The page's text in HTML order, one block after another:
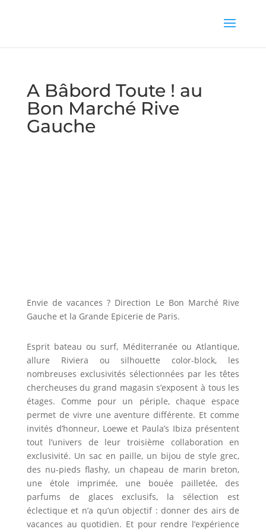
A Bâbord Toute ! au
Bon Marché Rive
Gauche
Envie de vacances ? Direction Le Bon Marché Rive
Gauche et la Grande Epicerie de Paris.
Esprit bateau ou surf, Méditerranée ou Atlantique,
allure Riviera ou silhouette color-block, les
nombreuses exclusivités sélectionnées par les têtes
chercheuses du grand magasin s’exposent à tous les
étages. Comme pour un périple, chaque espace
permet de vivre une aventure différente. Et comme
invités d’honneur, Loewe et Paula’s Ibiza présentent
tout l’univers de leur troisième collaboration en
exclusivité. Un sac en paille, un bijou de style grec,
des nu-pieds flashy, un chapeau de marin breton,
une étole imprimée, une bouée pailletée, des
parfums de glaces exclusifs, la sélection est
éclectique et n’a qu’un objectif : donner des airs de
vacances au quotidien. Et pour rendre l’expérience